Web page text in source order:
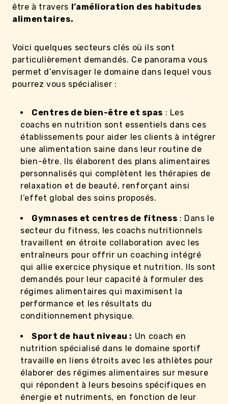
être à travers l’amélioration des habitudes
alimentaires.
Voici quelques secteurs clés où ils sont
particulièrement demandés. Ce panorama vous
permet d’envisager le domaine dans lequel vous
pourrez vous spécialiser :
Centres de bien-être et spas : Les
coachs en nutrition sont essentiels dans ces
établissements pour aider les clients à intégrer
une alimentation saine dans leur routine de
bien-être. Ils élaborent des plans alimentaires
personnalisés qui complètent les thérapies de
relaxation et de beauté, renforçant ainsi
l’effet global des soins proposés.
Gymnases et centres de fitness : Dans le
secteur du fitness, les coachs nutritionnels
travaillent en étroite collaboration avec les
entraîneurs pour offrir un coaching intégré
qui allie exercice physique et nutrition. Ils sont
demandés pour leur capacité à formuler des
régimes alimentaires qui maximisent la
performance et les résultats du
conditionnement physique.
Sport de haut niveau : Un coach en
nutrition spécialisé dans le domaine sportif
travaille en liens étroits avec les athlètes pour
élaborer des régimes alimentaires sur mesure
qui répondent à leurs besoins spécifiques en
énergie et nutriments, en fonction de leur